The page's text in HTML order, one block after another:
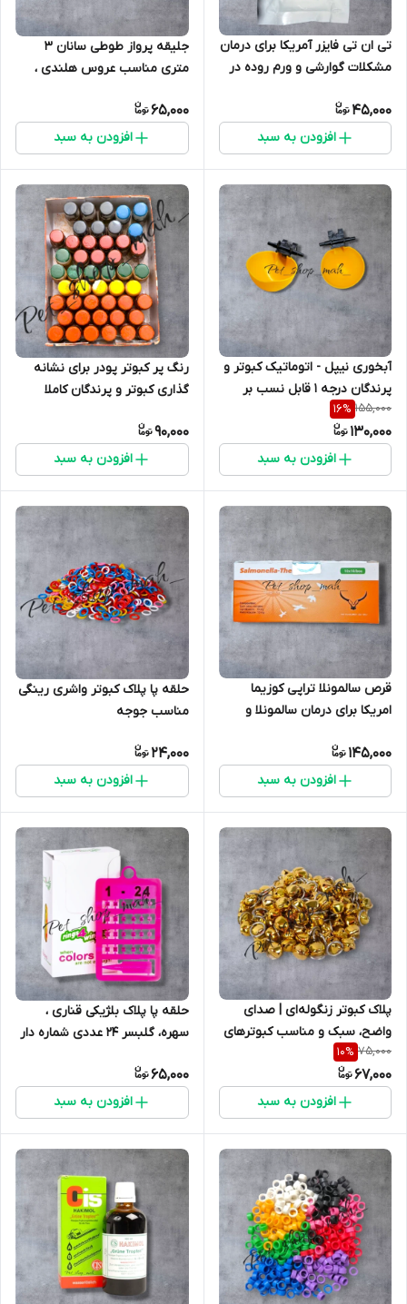
تی ان تی فایزر آمریکا برای درمان
مشکلات گوارشی و ورم روده در
45,000
افزودن به سبد
جلیقه پرواز طوطی سانان 3
متری مناسب عروس هلندی ،
متوسط جسه
65,000
افزودن به سبد
آبخوری نیپل - اتوماتیک کبوتر و
پرندگان درجه 1 قابل نسب بر
روی قفس پرندگان
155,000
16%
130,000
افزودن به سبد
رنگ پر کبوتر پودر برای نشانه
گذاری کبوتر و پرندگان کاملا
90,000
افزودن به سبد
قرص سالمونلا تراپی کوزیما
امریکا برای درمان سالمونلا و
و پرندگان
145,000
افزودن به سبد
حلقه پا پلاک کبوتر واشری رینگی
مناسب جوجه
24,000
افزودن به سبد
پلاک کبوتر زنگوله‌ای | صدای
واضح، سبک و مناسب کبوترهای
زینتی
75,000
10%
67,000
افزودن به سبد
حلقه پا پلاک بلژیکی قناری ،
سهره، گلبسر 24 عددی شماره دار
65,000
افزودن به سبد